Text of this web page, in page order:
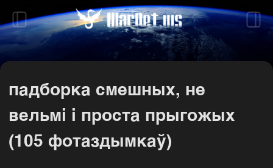
падборка смешных, не
вельмі і проста прыгожых
(105 фотаздымкаў)